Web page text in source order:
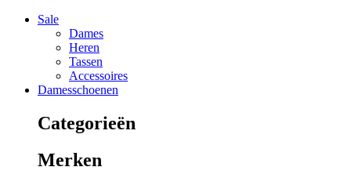
Sale
Dames
Heren
Tassen
Accessoires
Damesschoenen
Categorieën
Merken